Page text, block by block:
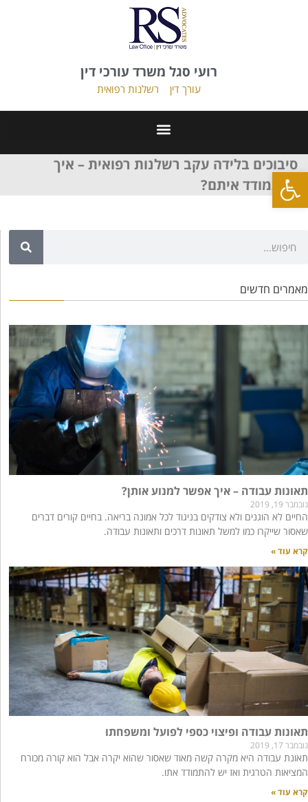
פתח סרגל נגישות
רועי סגל משרד עורכי דין
עורך דין רשלנות רפואית
סיבוכים בלידה עקב רשלנות רפואית – איך
להתמודד איתם?
מאמרים חדשים
תאונות עבודה – איך אפשר למנוע אותן?
נובמבר 19, 2019
החיים לא הוגנים ולא צודקים בניגוד לכל אמונה בריאה. בחיים קורים דברים
שאסור שייקרו כמו למשל תאונות דרכים ותאונות עבודה.
קרא עוד »
תאונות עבודה ופיצוי כספי לפועל ומשפחתו
נובמבר 17, 2019
תאונת עבודה היא מקרה קשה מאוד שאסור שהוא יקרה אבל הוא קורה מכורח
המציאות הטרגית ואז יש להתמודד אתו.
קרא עוד »